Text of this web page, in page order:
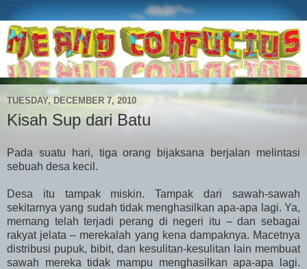
TUESDAY, DECEMBER 7, 2010
Kisah Sup dari Batu
Pada suatu hari, tiga orang bijaksana berjalan melintasi
sebuah desa kecil.
Desa itu tampak miskin. Tampak dari sawah-sawah
sekitarnya yang sudah tidak menghasilkan apa-apa lagi. Ya,
memang telah terjadi perang di negeri itu – dan sebagai
rakyat jelata – merekalah yang kena dampaknya. Macetnya
distribusi pupuk, bibit, dan kesulitan-kesulitan lain membuat
sawah mereka tidak mampu menghasilkan apa-apa lagi.